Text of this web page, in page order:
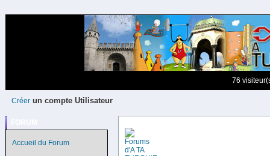
76
Créer un compte Utilisateur
Accueil du Forum